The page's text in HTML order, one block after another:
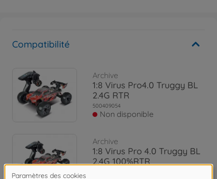
Compatibilité
Archive
1:8 Virus Pro4.0 Truggy BL
2.4G RTR
500409054
Non disponible
Archive
1:8 Virus Pro 4.0 Truggy BL
2.4G 100%RTR